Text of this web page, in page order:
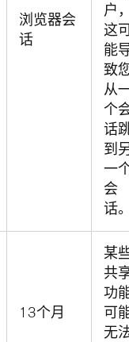
浏览器会
话
户
这
能
致
从
个
话
到
一
会
话
13个月
某
共
功
可
无